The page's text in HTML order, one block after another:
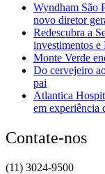
Wyndham São
novo diretor
Redescubra a
investimentos e
Monte Verde
Do cervejeiro
pai
Atlantica
em experiência
Contate-nos
(11) 3024-9500